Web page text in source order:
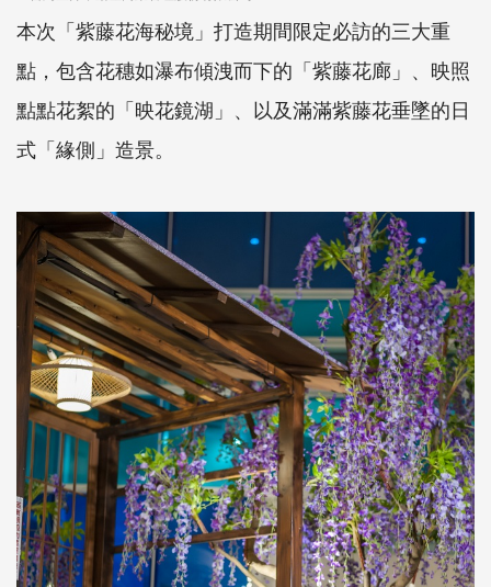
本次「紫藤花海秘境」打造期間限定必訪的三大重
點，包含花穗如瀑布傾洩而下的「紫藤花廊」、映照
點點花絮的「映花鏡湖」、以及滿滿紫藤花垂墜的日
式「緣側」造景。